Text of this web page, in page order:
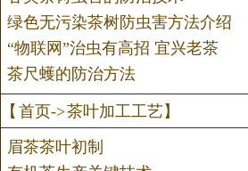
绿色无污染茶树防虫害方法介绍
“物联网”治虫有高招 宜兴老茶
茶尺蠖的防治方法
【 首页->茶叶加工工艺】
眉茶茶叶初制